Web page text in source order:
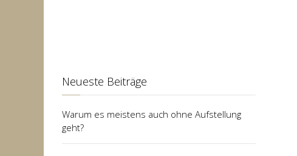
Neueste Beiträge
Warum es meistens auch ohne Aufstellung
geht?